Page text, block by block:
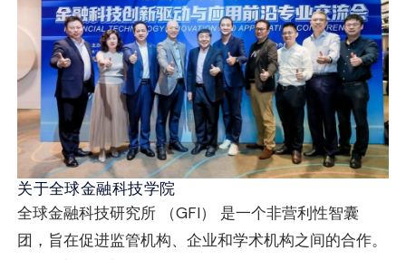
关于全球金融科技学院
全球金融科技研究所 （GFI） 是一个非营利性智囊
团，旨在促进监管机构、企业和学术机构之间的合作。